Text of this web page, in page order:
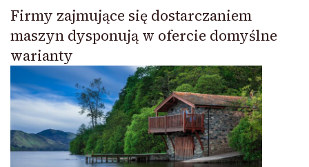
Firmy zajmujące się dostarczaniem
maszyn dysponują w ofercie domyślne
warianty